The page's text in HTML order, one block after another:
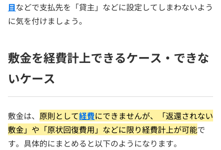
目などで支払先を「貸主」などに設定してしまわないよう
に気を付けましょう。
敷金を経費計上できるケース・できな
いケース
敷金は、 原則として経費にできませんが、「返還されない
敷金」や「原状回復費用」などに限り経費計上が可能で
す。具体的にまとめると以下のようになります。